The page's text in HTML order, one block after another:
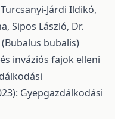
Járdi Ildikó,
Sipos László, Dr.
bubalis)
inváziós fajok elleni
Gyepgazdálkodási